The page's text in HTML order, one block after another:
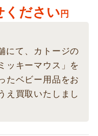
ください 円
にて、カトージの
ッキーマウス」を
たベビー用品をお
え買取いたしまし